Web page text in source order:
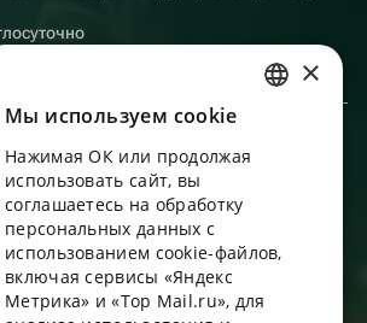
данных
деятельность в области информационных
услуг в сети “Интернет” по размещению
продавцов о реализации товаров.
ENGLISH
UKRAINIAN
PORTUGUESE
×
Мы используем сookie
Нажимая ОК или продолжая
использовать сайт, вы
соглашаетесь на обработку
персональных данных с
использованием cookie-файлов,
включая сервисы «Яндекс
Метрика» и «Top Mail.ru», для